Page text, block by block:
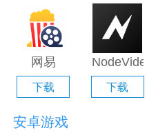
器」
网易
Filmly电
脑版「含
模拟器」
下载
NodeVideo
电脑版
「含模拟
下载
安卓游戏